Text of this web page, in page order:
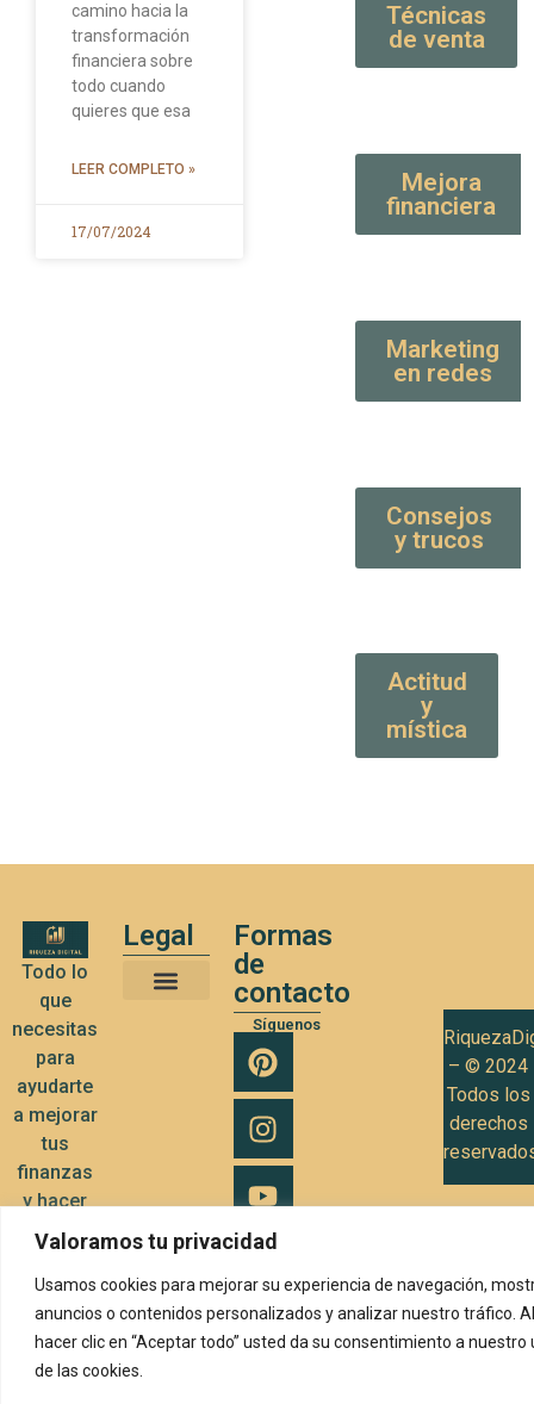
Valoramos tu privacidad
Usamos cookies para mejorar su experiencia de navegación,
anuncios o contenidos personalizados y analizar nuestro tráfico. Al
hacer clic en “Aceptar todo” usted da su consentimiento a nuestro
de las cookies.
camino hacia la
transformación
financiera sobre
todo cuando
quieres que esa
LEER COMPLETO »
17/07/2024
Técnicas
de venta
Mejora
financiera
Marketing
en redes
Consejos
y trucos
Actitud
y
mística
Todo lo
que
necesitas
para
ayudarte
a mejorar
tus
finanzas
y hacer
crecer tu
Legal
Formas
de
contacto
Síguenos
– © 2024
Todos los
derechos